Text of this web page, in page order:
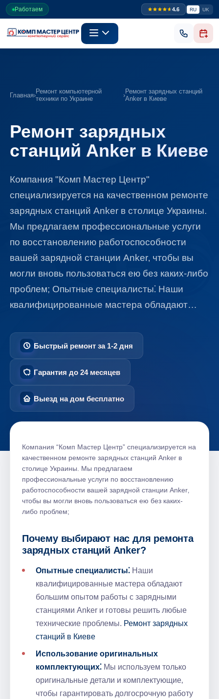
Работаем 4.6 RU UK
Главная›Ремонт компьютерной
техники по Украине
›Ремонт зарядных станций
Anker в Киеве
Ремонт зарядных
станций Anker в Киеве
Компания "Комп Мастер Центр"
специализируется на качественном ремонте
зарядных станций Anker в столице Украины.​
Мы предлагаем профессиональные услуги
по восстановлению работоспособности
вашей зарядной станции Anker‚ чтобы вы
могли вновь пользоваться ею без каких-либо
проблем; Опытные специалисты⁚ Наши
квалифицированные мастера обладают…
Быстрый ремонт за 1-2 дня
Гарантия до 24 месяцев
Выезд на дом бесплатно
Компания “Комп Мастер Центр” специализируется на
качественном ремонте зарядных станций Anker в
столице Украины.​ Мы предлагаем
профессиональные услуги по восстановлению
работоспособности вашей зарядной станции Anker‚
чтобы вы могли вновь пользоваться ею без каких-
либо проблем;
Почему выбирают нас для ремонта
зарядных станций Anker?​
Опытные специалисты⁚ Наши
квалифицированные мастера обладают
большим опытом работы с зарядными
станциями Anker и готовы решить любые
технические проблемы.​ Ремонт зарядных
станций в Киеве
Использование оригинальных
комплектующих⁚ Мы используем только
оригинальные детали и комплектующие‚
чтобы гарантировать долгосрочную работу